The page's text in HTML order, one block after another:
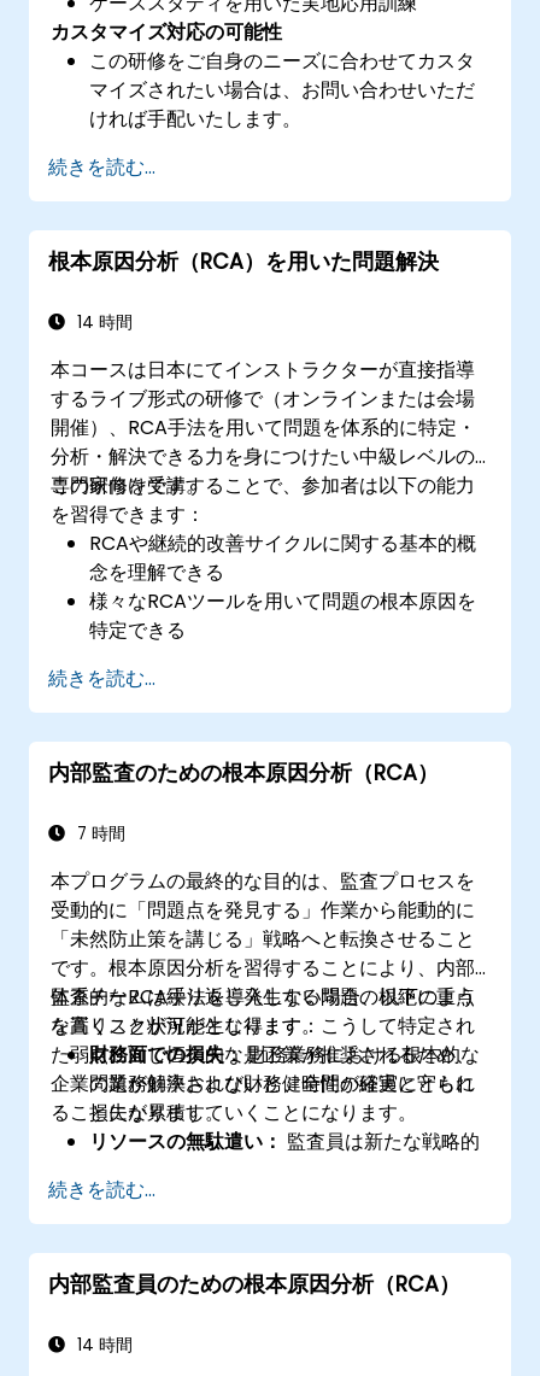
カスタマイズ対応の可能性
この研修をご自身のニーズに合わせてカスタ
マイズされたい場合は、お問い合わせいただ
ければ手配いたします。
続きを読む...
根本原因分析（RCA）を用いた問題解決
14 時間
本コースは日本にてインストラクターが直接指導
するライブ形式の研修で（オンラインまたは会場
開催）、RCA手法を用いて問題を体系的に特定・
分析・解決できる力を身につけたい中級レベルの
専門家向けです。
この研修を受講することで、参加者は以下の能力
を習得できます：
RCAや継続的改善サイクルに関する基本的概
念を理解できる
様々なRCAツールを用いて問題の根本原因を
特定できる
RCA手法を組織全体の改善や予防活動に取り
入れられる
続きを読む...
内部監査のための根本原因分析（RCA）
7 時間
本プログラムの最終的な目的は、監査プロセスを
受動的に「問題点を発見する」作業から能動的に
「未然防止策を講じる」戦略へと転換させること
です。根本原因分析を習得することにより、内部
監査チームは繰り返し発生する問題の根絶に重点
を置くことが可能となります。こうして特定され
た弱点に対し恒久的な是正策が推奨されるため、
企業の業務効率および財務健全性が確実に守られ
ることになります。
体系的なRCA手法を導入しない場合、以下のよう
な高リスク状況が生じ得ます：
財務面での損失：財務業務における根本的な
問題が解決されないと、時間の経過とともに
損失が累積していくことになります。
リソースの無駄遣い： 監査員は新たな戦略的
の再検証に40％も多くの時間を費やすことに
なります。
権威性の低下：同じ問題が繰り返し報告され
ると、経営層および監査対象部署との間で監
続きを読む...
内部監査員のための根本原因分析（RCA）
14 時間